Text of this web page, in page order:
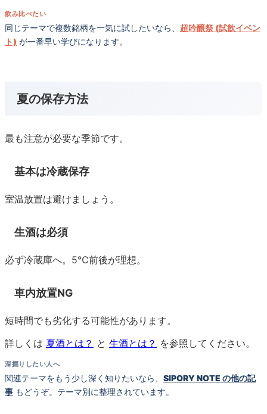
飲み比べたい
同じテーマで複数銘柄を一気に試したいなら、 超吟醸祭 (試飲イベン
ト) が一番早い学びになります。
夏の保存方法
最も注意が必要な季節です。
基本は冷蔵保存
室温放置は避けましょう。
生酒は必須
必ず冷蔵庫へ。5℃前後が理想。
車内放置NG
短時間でも劣化する可能性があります。
詳しくは 夏酒とは？ と 生酒とは？ を参照してください。
深掘りしたい人へ
関連テーマをもう少し深く知りたいなら、 SIPORY NOTE の他の記
事 もどうぞ。テーマ別に整理されています。